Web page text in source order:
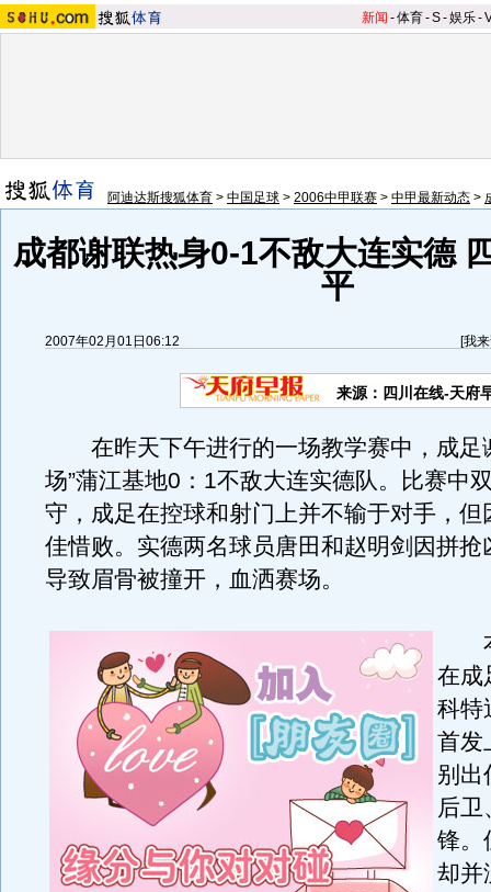
新闻 -体育-S-娱乐-
阿迪达斯搜狐体育 > 中国足球 > 2006中甲联赛 > 中甲最新动态 >
成都谢联热身0-1不敌大连实德
平
2007年02月01日06:12 [我
来源：四川在线-天府
在昨天下午进行的一场教学赛中，成足
场”蒲江基地0：1不敌大连实德队。比赛中
守，成足在控球和射门上并不输于对手，但
佳惜败。实德两名球员唐田和赵明剑因拼抢
导致眉骨被撞开，血洒赛场。
本
在成
科特
首发
别出
后卫
锋。
却并